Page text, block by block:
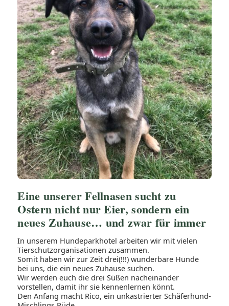
Eine unserer Fellnasen sucht zu
Ostern nicht nur Eier, sondern ein
neues Zuhause… und zwar für immer
In unserem Hundeparkhotel arbeiten wir mit vielen
Tierschutzorganisationen zusammen.
Somit haben wir zur Zeit drei(!!!) wunderbare Hunde
bei uns, die ein neues Zuhause suchen.
Wir werden euch die drei Süßen nacheinander
vorstellen, damit ihr sie kennenlernen könnt.
Den Anfang macht Rico, ein unkastrierter Schäferhund-